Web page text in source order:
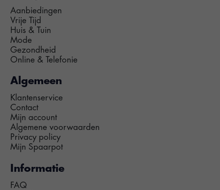
Aanbiedingen
Vrije Tijd
Huis & Tuin
Mode
Gezondheid
Online & Telefonie
Algemeen
Klantenservice
Contact
Mijn account
Algemene voorwaarden
Privacy policy
Mijn Spaarpot
Informatie
FAQ